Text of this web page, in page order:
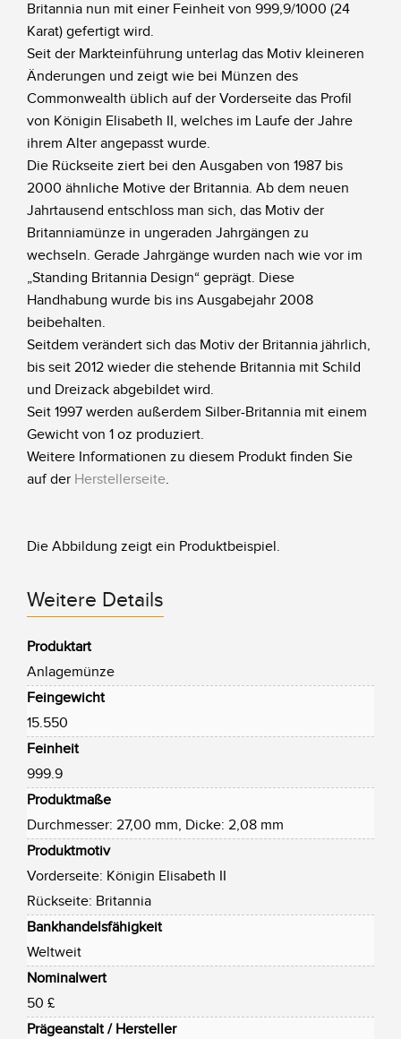
Britannia nun mit einer Feinheit von 999,9/1000 (24
Karat) gefertigt wird.
Seit der Markteinführung unterlag das Motiv kleineren
Änderungen und zeigt wie bei Münzen des
Commonwealth üblich auf der Vorderseite das Profil
von Königin Elisabeth II, welches im Laufe der Jahre
ihrem Alter angepasst wurde.
Die Rückseite ziert bei den Ausgaben von 1987 bis
2000 ähnliche Motive der Britannia. Ab dem neuen
Jahrtausend entschloss man sich, das Motiv der
Britanniamünze in ungeraden Jahrgängen zu
wechseln. Gerade Jahrgänge wurden nach wie vor im
„Standing Britannia Design“ geprägt. Diese
Handhabung wurde bis ins Ausgabejahr 2008
beibehalten.
Seitdem verändert sich das Motiv der Britannia jährlich,
bis seit 2012 wieder die stehende Britannia mit Schild
und Dreizack abgebildet wird.
Seit 1997 werden außerdem Silber-Britannia mit einem
Gewicht von 1 oz produziert.
Weitere Informationen zu diesem Produkt finden Sie
auf der Herstellerseite.
Die Abbildung zeigt ein Produktbeispiel.
Weitere Details
Produktart
Anlagemünze
Feingewicht
15.550
Feinheit
999.9
Produktmaße
Durchmesser: 27,00 mm, Dicke: 2,08 mm
Produktmotiv
Vorderseite: Königin Elisabeth II
Rückseite: Britannia
Bankhandelsfähigkeit
Weltweit
Nominalwert
50 £
Prägeanstalt / Hersteller